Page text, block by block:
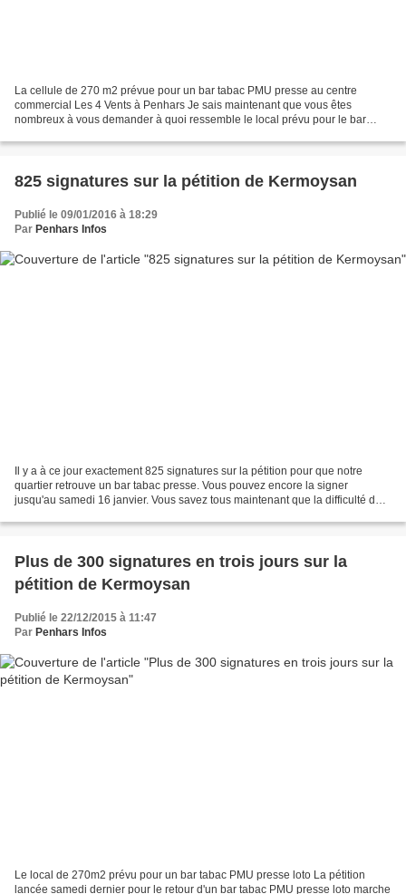
La cellule de 270 m2 prévue pour un bar tabac PMU presse au centre
commercial Les 4 Vents à Penhars Je sais maintenant que vous êtes
nombreux à vous demander à quoi ressemble le local prévu pour le bar
825 signatures sur la pétition de Kermoysan
Publié le 09/01/2016 à 18:29
Par Penhars Infos
Il y a à ce jour exactement 825 signatures sur la pétition pour que notre
quartier retrouve un bar tabac presse. Vous pouvez encore la signer
jusqu'au samedi 16 janvier. Vous savez tous maintenant que la difficulté de
Plus de 300 signatures en trois jours sur la
pétition de Kermoysan
Publié le 22/12/2015 à 11:47
Par Penhars Infos
Le local de 270m2 prévu pour un bar tabac PMU presse loto La pétition
lancée samedi dernier pour le retour d'un bar tabac PMU presse loto marche